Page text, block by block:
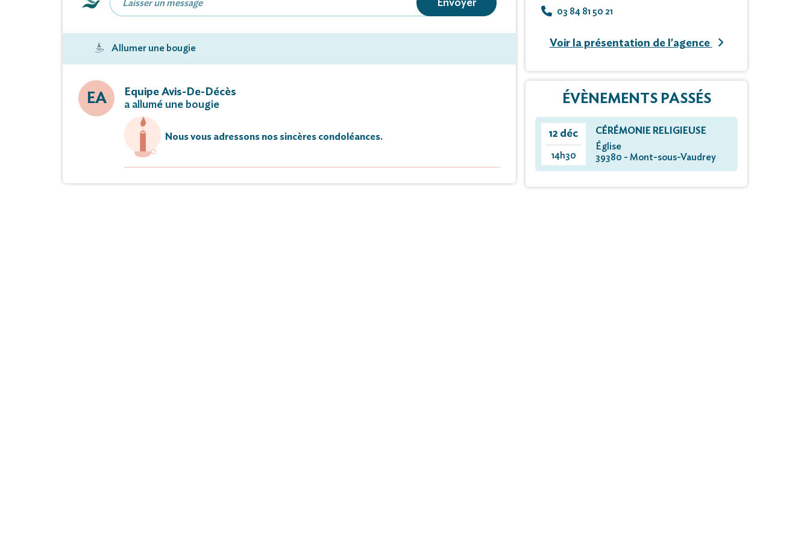
ses cousins et cousines ;
les familles BERTHET, CHARIOT,
M Alix Berthet
survenu le 08 décembre 2022, à l’âge de 93 ans.
Envoyer
Allumer une bougie
EA
Equipe Avis-De-Décès
a allumé une bougie
Nous vous adressons nos sincères condoléances.
03 84 81 50 21
Voir la présentation de l'agence
ÉVÈNEMENTS PASSÉS
12 déc
14h30
CÉRÉMONIE RELIGIEUSE
Église
39380 - Mont-sous-Vaudrey